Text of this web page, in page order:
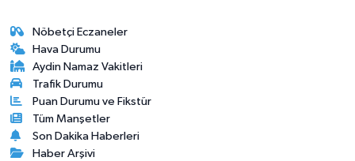
Nöbetçi Eczaneler
Hava Durumu
Aydin Namaz Vakitleri
Trafik Durumu
Puan Durumu ve Fikstür
Tüm Manşetler
Son Dakika Haberleri
Haber Arşivi